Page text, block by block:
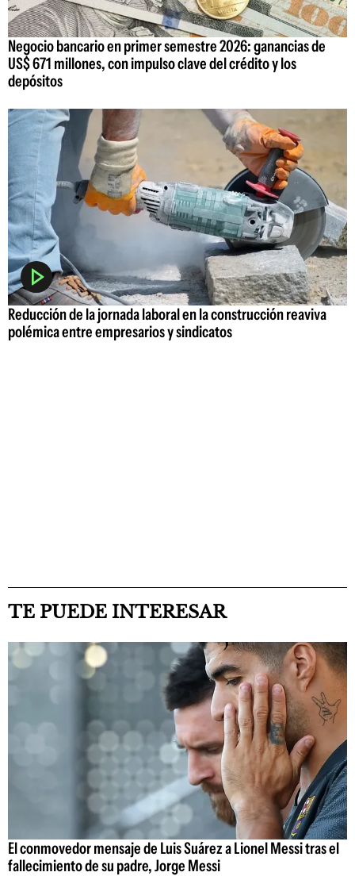
Negocio bancario en primer semestre 2026: ganancias de
US$ 671 millones, con impulso clave del crédito y los
depósitos
Reducción de la jornada laboral en la construcción reaviva
polémica entre empresarios y sindicatos
TE PUEDE INTERESAR
El conmovedor mensaje de Luis Suárez a Lionel Messi tras el
fallecimiento de su padre, Jorge Messi